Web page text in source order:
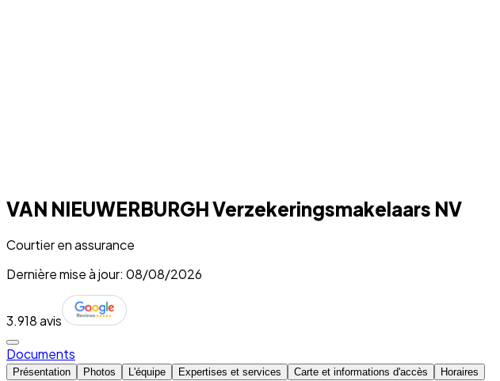
VAN NIEUWERBURGH Verzekeringsmakelaars NV
Courtier en assurance
Dernière mise à jour: 08/08/2026
3.918 avis
Documents
Présentation Photos L'équipe Expertises et services Carte et informations d'accès Horaires